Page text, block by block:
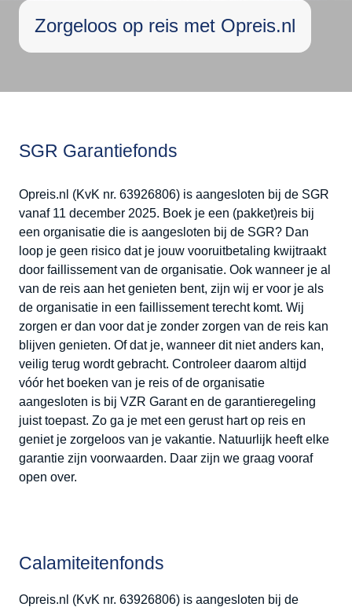
Zorgeloos op reis met Opreis.nl
SGR Garantiefonds
Opreis.nl (KvK nr. 63926806) is aangesloten bij de SGR
vanaf 11 december 2025. Boek je een (pakket)reis bij
een organisatie die is aangesloten bij de SGR? Dan
loop je geen risico dat je jouw vooruitbetaling kwijtraakt
door faillissement van de organisatie. Ook wanneer je al
van de reis aan het genieten bent, zijn wij er voor je als
de organisatie in een faillissement terecht komt. Wij
zorgen er dan voor dat je zonder zorgen van de reis kan
blijven genieten. Of dat je, wanneer dit niet anders kan,
veilig terug wordt gebracht. Controleer daarom altijd
vóór het boeken van je reis of de organisatie
aangesloten is bij VZR Garant en de garantieregeling
juist toepast. Zo ga je met een gerust hart op reis en
geniet je zorgeloos van je vakantie. Natuurlijk heeft elke
garantie zijn voorwaarden. Daar zijn we graag vooraf
open over.
Calamiteitenfonds
Opreis.nl (KvK nr. 63926806) is aangesloten bij de